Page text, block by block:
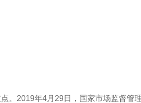
。2019年4月29日，国家市场监督管